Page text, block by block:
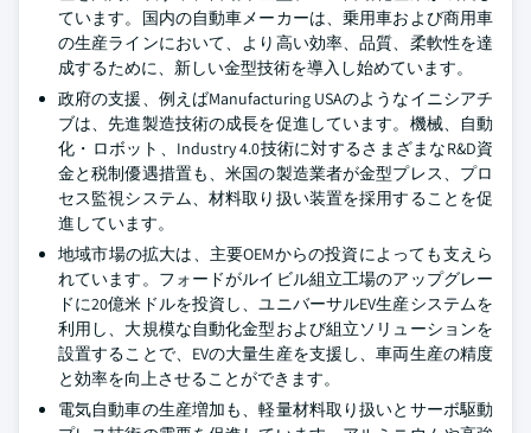
ています。国内の自動車メーカーは、乗用車および商用車
の生産ラインにおいて、より高い効率、品質、柔軟性を達
成するために、新しい金型技術を導入し始めています。
政府の支援、例えばManufacturing USAのようなイニシアチ
ブは、先進製造技術の成長を促進しています。機械、自動
化・ロボット、Industry 4.0技術に対するさまざまなR&D資
金と税制優遇措置も、米国の製造業者が金型プレス、プロ
セス監視システム、材料取り扱い装置を採用することを促
進しています。
地域市場の拡大は、主要OEMからの投資によっても支えら
れています。フォードがルイビル組立工場のアップグレー
ドに20億米ドルを投資し、ユニバーサルEV生産システムを
利用し、大規模な自動化金型および組立ソリューションを
設置することで、EVの大量生産を支援し、車両生産の精度
と効率を向上させることができます。
電気自動車の生産増加も、軽量材料取り扱いとサーボ駆動